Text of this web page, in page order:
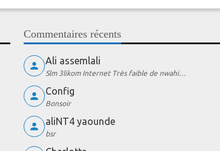
Commentaires récents
Ali assemlali
Slm 3likom Internet Très faible de nwahi…
Config
Bonsoir
aliNT4 yaounde
bsr